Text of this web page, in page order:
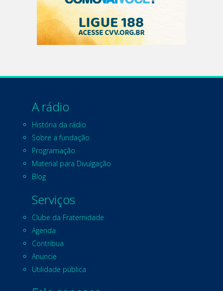
A rádio
História da rádio
Sobre a fundação
Programação
Material para Divulgação
Blog
Serviços
Clube da Fraternidade
Agenda
Contribua
Anuncie
Utilidade pública